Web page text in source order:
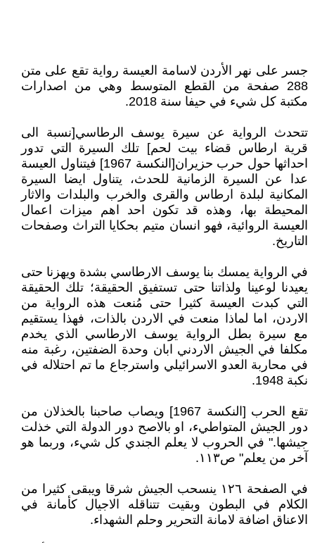
جسر على نهر الأردن لاسامة العيسة رواية تقع على متن
288 صفحة من القطع المتوسط وهي من اصدارات
مكتبة كل شيء في حيفا سنة 2018.
تتحدث الرواية عن سيرة يوسف الرطاسي[نسبة الى
قرية ارطاس قضاء بيت لحم] تلك السيرة التي تدور
احداثها حول حرب حزيران[النكسة 1967] فيتناول العيسة
عدا عن السيرة الزمانية للحدث، يتناول ايضا السيرة
المكانية لبلدة ارطاس والقرى والخرب والبلدات والاثار
المحيطة بها، وهذه قد تكون احد اهم ميزات اعمال
العيسة الروائية، فهو انسان متيم بحكايا التراث وصفحات
التاريخ.
في الرواية يمسك بنا يوسف الارطاسي بشدة ويهزنا حتى
يعيدنا لوعينا ولذاتنا حتى تستفيق الحقيقة؛ تلك الحقيقة
التي كبدت العيسة كثيرا حتى مُنعت هذه الرواية من
الاردن، اما لماذا منعت في الاردن بالذات، فهذا يستقيم
مع سيرة بطل الرواية يوسف الارطاسي الذي يخدم
مكلفا في الجيش الاردني ابان وحدة الضفتين، رغبة منه
في محاربة العدو الاسرائيلي واسترجاع ما تم احتلاله في
نكبة 1948.
تقع الحرب [النكسة 1967] ويصاب صاحبنا بالخذلان من
دور الجيش المتواطيء، او بالاصح دور الدولة التي خذلت
جيشها." في الحروب لا يعلم الجندي كل شيء، وربما هو
آخر من يعلم" ص١١٣.
في الصفحة ١٢٦ ينسحب الجيش شرقا ويبقى كثيرا من
الكلام في البطون وبقيت تتناقله الاجيال كأمانة في
الاعناق اضافة لامانة التحرير وحلم الشهداء.